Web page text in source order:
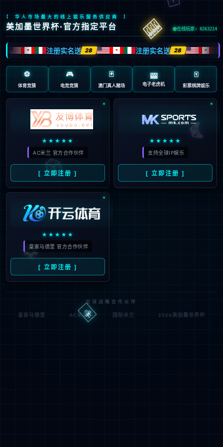
页面错误！请稍后再试～
V5.0.9 { 十年磨一剑-为API开发设计的高性能框架 }